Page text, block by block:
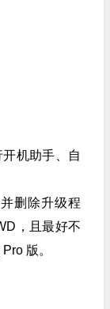
机助手、自
删除升级程
，且最好不
版。